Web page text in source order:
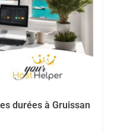
durées à Gruissan